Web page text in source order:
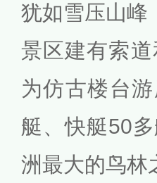
犹如雪压山峰
景区建有索
为仿古楼台
艇、快艇50
洲最大的鸟林